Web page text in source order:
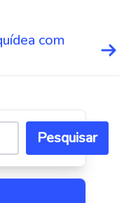
com
Pesquisar